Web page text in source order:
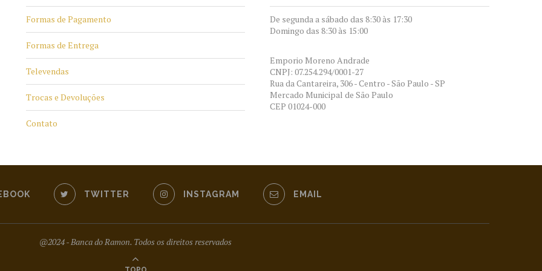
Formas de Pagamento
Formas de Entrega
Televendas
Trocas e Devoluções
Contato
De segunda a sábado das 8:30 às 17:30
Domingo das 8:30 às 15:00
Emporio Moreno Andrade
CNPJ: 07.254.294/0001-27
Rua da Cantareira, 306 - Centro - São Paulo - SP
Mercado Municipal de São Paulo
CEP 01024-000
TWITTER INSTAGRAM EMAIL
@2024 - Banca do Ramon. Todos os direitos reservados